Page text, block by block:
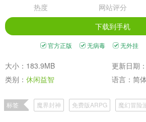
热度 网站评分
下载到手机
官方正版 无病毒 无外挂
大小：183.9MB
更新日期
类别： 休闲益智 语言：简
标签 魔界封神 免费版ARPG 魔幻冒险